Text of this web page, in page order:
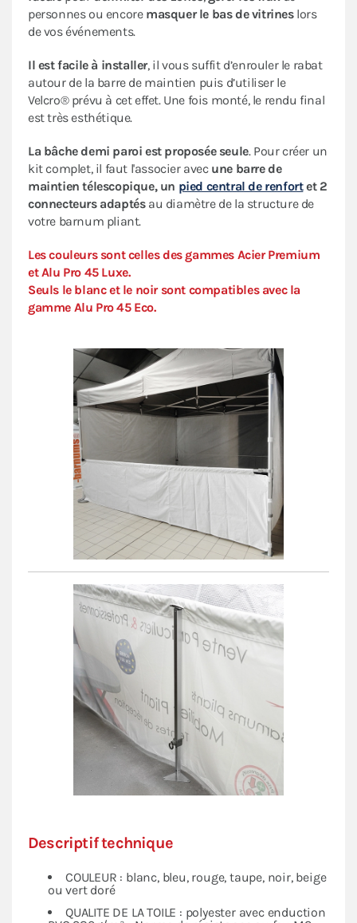
personnes ou encore masquer le bas de vitrineslors
de vos événements.
Il est facile à installer, il vous suffit d’enrouler le rabat
autour de la barre de maintien puis d’utiliser le
Velcro® prévu à cet effet. Une fois monté, le rendu final
est très esthétique.
La bâche demi paroi est proposée seule. Pour créer un
kit complet, il faut l'associer avec une barre de
maintien télescopique, un pied central de renfortet 2
connecteurs adaptésau diamètre de la structure de
votre barnum pliant.
Les couleurs sont celles des gammes Acier Premium
et Alu Pro 45 Luxe.
Seuls le blanc et le noir sont compatibles avec la
gamme Alu Pro 45 Eco.
Descriptif technique
COULEUR : blanc, bleu, rouge, taupe, noir, beige
ou vert doré
QUALITE DE LA TOILE : polyester avec enduction